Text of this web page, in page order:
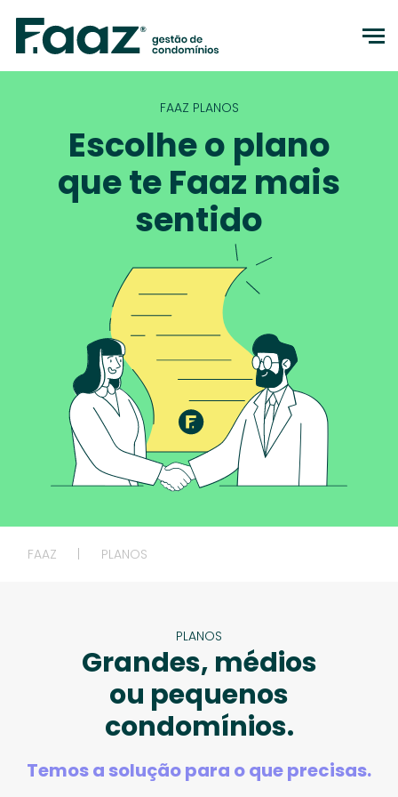
FAAZ PLANOS
Escolhe o plano
que te Faaz mais
sentido
FAAZ PLANOS
PLANOS
Grandes, médios
ou pequenos
condomínios.
Temos a solução para o que precisas.